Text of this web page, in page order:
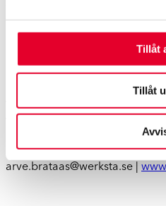
Tillåt
Tillåt
gentemot våra kunder. Det
och bidra med min
skadekedja.
Arve Brataas, Sverigechef,
Rinkebyvägen 11B | 182 36
Direkt 072-451 10 87 | Växel
arve.brataas@werksta.se |